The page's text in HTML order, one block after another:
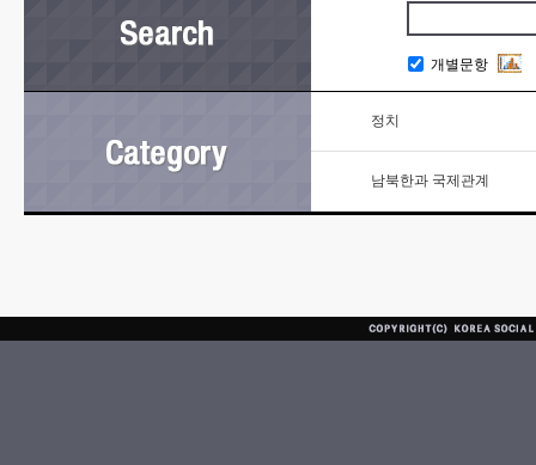
개별문항
정치
남북한과 국제관계